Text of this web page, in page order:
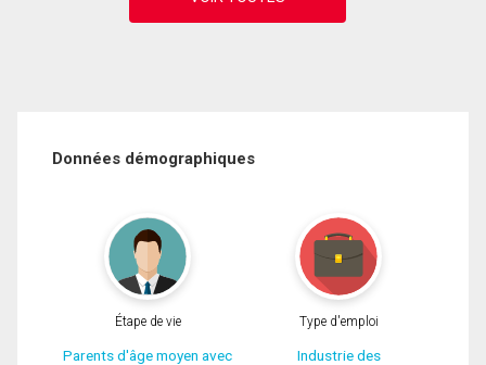
Données démographiques
Étape de vie
Parents d'âge moyen avec
Type d'emploi
Industrie des